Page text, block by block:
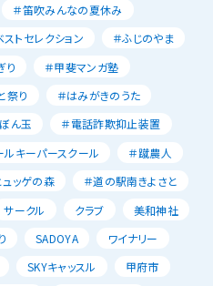
＃笛吹みんなの夏休み
ストセレクション
＃ふじのやま
り
＃甲斐マンガ塾
祭り
＃はみがきのうた
ん玉
＃電話詐欺抑止装置
ルキーパースクール
＃蹴農人
ッゲの森
＃道の駅南きよさと
サークル クラブ
美和神社
SADOYA
ワイナリー
SKYキャッスル
甲府市